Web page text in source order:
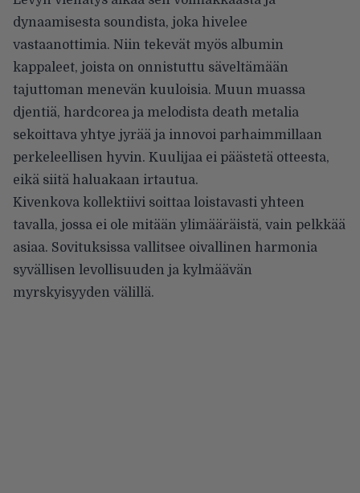
dynaamisesta soundista, joka hivelee
vastaanottimia. Niin tekevät myös albumin
kappaleet, joista on onnistuttu säveltämään
tajuttoman menevän kuuloisia. Muun muassa
djentiä, hardcorea ja melodista death metalia
sekoittava yhtye jyrää ja innovoi parhaimmillaan
perkeleellisen hyvin. Kuulijaa ei päästetä otteesta,
eikä siitä haluakaan irtautua.
Kivenkova kollektiivi soittaa loistavasti yhteen
tavalla, jossa ei ole mitään ylimääräistä, vain pelkkää
asiaa. Sovituksissa vallitsee oivallinen harmonia
syvällisen levollisuuden ja kylmäävän
myrskyisyyden välillä.